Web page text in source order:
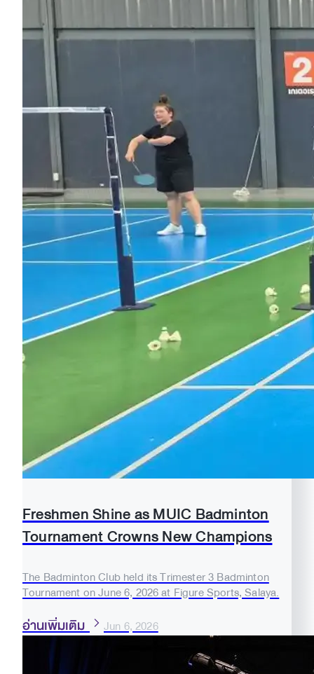
Freshmen Shine as MUIC Badminton
Tournament Crowns New Champions
The Badminton Club held its Trimester 3 Badminton
Tournament on June 6, 2026 at Figure Sports, Salaya.
อ่านเพิ่มเติม Jun 6, 2026